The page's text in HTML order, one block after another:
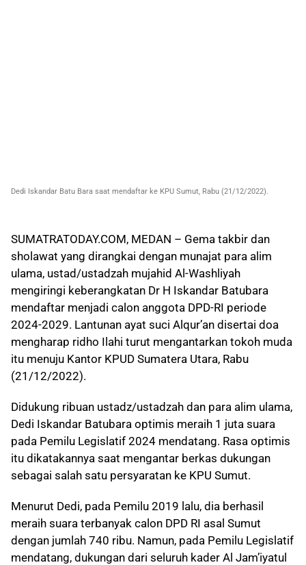
Dedi Iskandar Batu Bara saat mendaftar ke KPU Sumut, Rabu (21/12/2022).
SUMATRATODAY.COM, MEDAN – Gema takbir dan
sholawat yang dirangkai dengan munajat para alim
ulama, ustad/ustadzah mujahid Al-Washliyah
mengiringi keberangkatan Dr H Iskandar Batubara
mendaftar menjadi calon anggota DPD-RI periode
2024-2029. Lantunan ayat suci Alqur’an disertai doa
mengharap ridho Ilahi turut mengantarkan tokoh muda
itu menuju Kantor KPUD Sumatera Utara, Rabu
(21/12/2022).
Didukung ribuan ustadz/ustadzah dan para alim ulama,
Dedi Iskandar Batubara optimis meraih 1 juta suara
pada Pemilu Legislatif 2024 mendatang. Rasa optimis
itu dikatakannya saat mengantar berkas dukungan
sebagai salah satu persyaratan ke KPU Sumut.
Menurut Dedi, pada Pemilu 2019 lalu, dia berhasil
meraih suara terbanyak calon DPD RI asal Sumut
dengan jumlah 740 ribu. Namun, pada Pemilu Legislatif
mendatang, dukungan dari seluruh kader Al Jam’iyatul